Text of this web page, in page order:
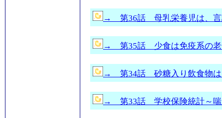
→ 第36話 母乳栄養児は、言
→ 第35話 少食は免疫系の老
→ 第34話 砂糖入り飲食物は
→ 第33話 学校保険統計～喘